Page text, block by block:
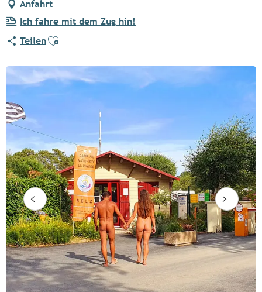
Anfahrt
Ich fahre mit dem Zug hin!
TeilenAjouter aux favoris